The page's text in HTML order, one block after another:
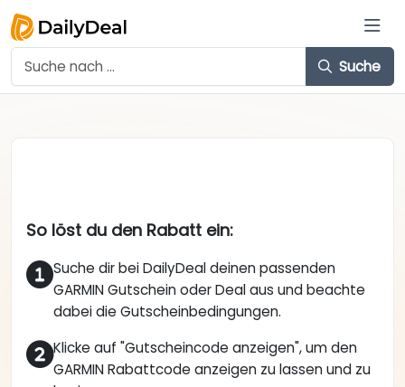
Suche
So löst du den Rabatt ein:
Suche dir bei DailyDeal deinen passenden
GARMIN Gutschein oder Deal aus und beachte
dabei die Gutscheinbedingungen.
Klicke auf "Gutscheincode anzeigen", um den
GARMIN Rabattcode anzeigen zu lassen und zu